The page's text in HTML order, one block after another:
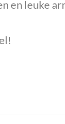
en leuke